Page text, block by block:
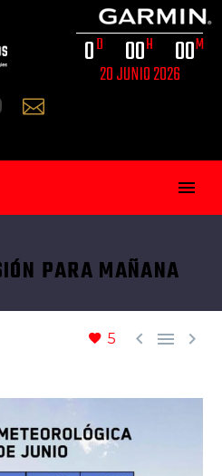
0D 00H 00M
20 JUNIO 2026
PARA MAÑANA
5   